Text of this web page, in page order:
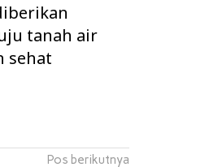
tanah air
sehat
Pos berikutnya